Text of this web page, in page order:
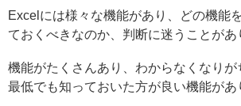
Excelには様々な機能があり、どの機能
ておくべきなのか、判断に迷うことがあ
機能がたくさんあり、わからなくなりが
最低でも知っておいた方が良い機能があ